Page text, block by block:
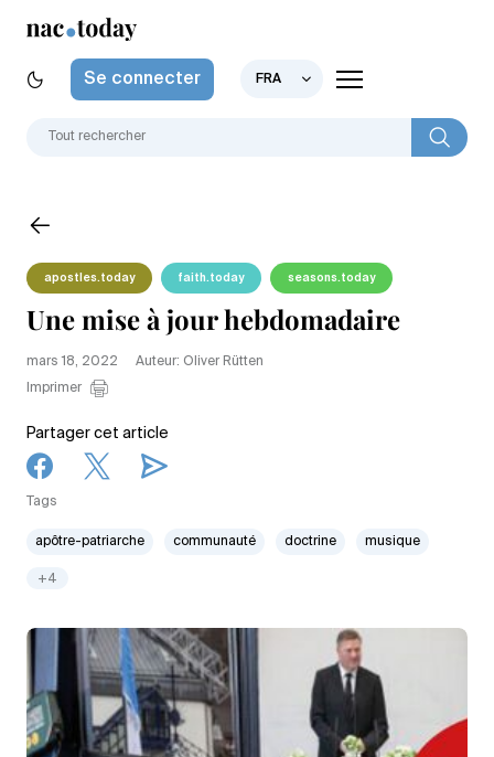
Se connecter FRA
apostles.today faith.today seasons.today
Une mise à jour hebdomadaire
mars 18, 2022
Auteur: Oliver Rütten
Imprimer
Partager cet article
Tags
apôtre-patriarche communauté doctrine musique
+4